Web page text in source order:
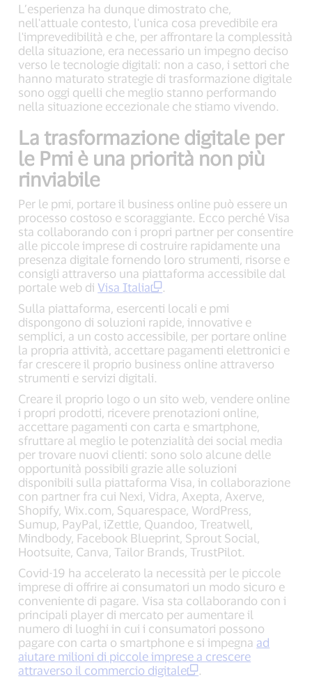
L’esperienza ha dunque dimostrato che,
nell'attuale contesto, l'unica cosa prevedibile era
l'imprevedibilità e che, per affrontare la complessità
della situazione, era necessario un impegno deciso
verso le tecnologie digitali: non a caso, i settori che
hanno maturato strategie di trasformazione digitale
sono oggi quelli che meglio stanno performando
nella situazione eccezionale che stiamo vivendo.
La trasformazione digitale per
le Pmi è una priorità non più
rinviabile
Per le pmi, portare il business online può essere un
processo costoso e scoraggiante. Ecco perché Visa
sta collaborando con i propri partner per consentire
alle piccole imprese di costruire rapidamente una
presenza digitale fornendo loro strumenti, risorse e
consigli attraverso una piattaforma accessibile dal
portale web diVisa Italia
Sulla piattaforma, esercenti locali e pmi
dispongono di soluzioni rapide, innovative e
semplici, a un costo accessibile, per portare online
la propria attività, accettare pagamenti elettronici e
far crescere il proprio business online attraverso
strumenti e servizi digitali.
Creare il proprio logo o un sito web, vendere online
i propri prodotti, ricevere prenotazioni online,
accettare pagamenti con carta e smartphone,
sfruttare al meglio le potenzialità dei social media
per trovare nuovi clienti: sono solo alcune delle
opportunità possibili grazie alle soluzioni
disponibili sulla piattaforma Visa, in collaborazione
con partner fra cui Nexi, Vidra, Axepta, Axerve,
Shopify, Wix.com, Squarespace, WordPress,
Sumup, PayPal, iZettle, Quandoo, Treatwell,
Mindbody, Facebook Blueprint, Sprout Social,
Hootsuite, Canva, Tailor Brands, TrustPilot.
Covid-19 ha accelerato la necessità per le piccole
imprese di offrire ai consumatori un modo sicuro e
conveniente di pagare. Visa sta collaborando con i
principali player di mercato per aumentare il
numero di luoghi in cui i consumatori possono
pagare con carta o smartphone e si impegna ad
aiutare milioni di piccole imprese a crescere
attraverso il commercio digitale